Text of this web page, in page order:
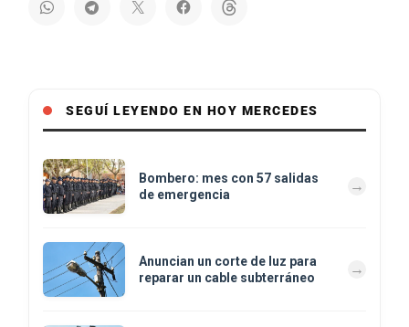
SEGUÍ LEYENDO EN HOY MERCEDES
Bombero: mes con 57 salidas
de emergencia
Anuncian un corte de luz para
reparar un cable subterráneo